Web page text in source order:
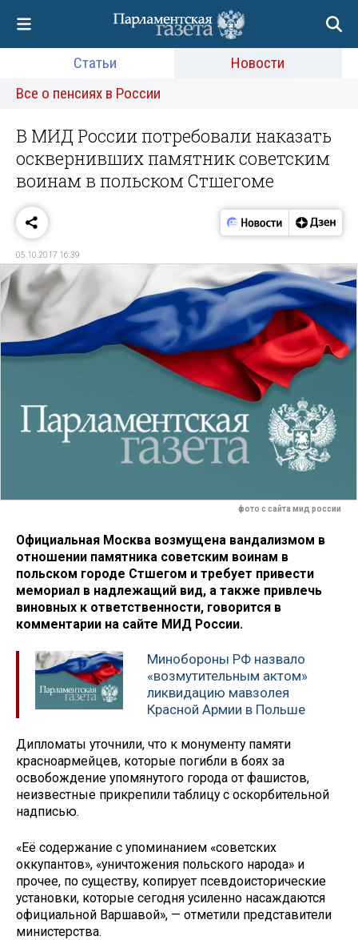
Статьи
Новости
Все о пенсиях в России
В МИД России потребовали наказать
осквернивших памятник советским
воинам в польском Стшегоме
05.10.2017 16:39
фото с сайта мид россии
Официальная Москва возмущена вандализмом в
отношении памятника советским воинам в
польском городе Стшегом и требует привести
мемориал в надлежащий вид, а также привлечь
виновных к ответственности, говорится в
комментарии на сайте МИД России.
Минобороны РФ назвало
«возмутительным актом»
ликвидацию мавзолея
Красной Армии в Польше
Дипломаты уточнили, что к монументу памяти
красноармейцев, которые погибли в боях за
освобождение упомянутого города от фашистов,
неизвестные прикрепили таблицу с оскорбительной
надписью.
«Её содержание с упоминанием «советских
оккупантов», «уничтожения польского народа» и
прочее, по существу, копирует псевдоисторические
установки, которые сегодня усиленно насаждаются
официальной Варшавой», — отметили представители
министерства.